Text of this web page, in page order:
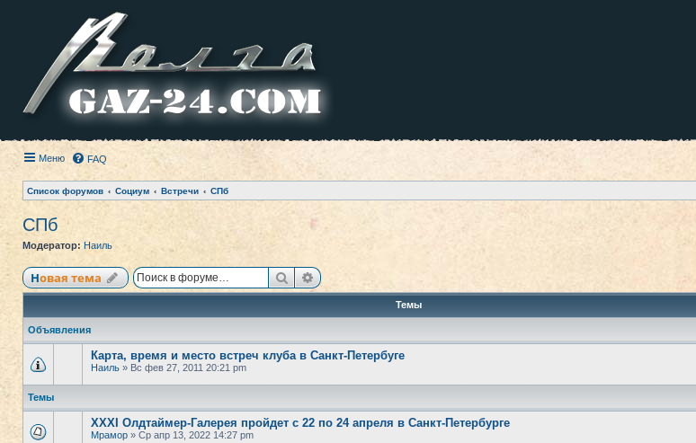
Меню FAQ
Список форумов Социум Встречи СПб
СПб
Модератор: Наиль
Новая тема ПоискРасширенный поиск
Темы
Объявления
Карта, время и место встреч клуба в Санкт-Петербуге
Наиль » Вс фев 27, 2011 20:21 pm
Темы
XXXI Олдтаймер-Галерея пройдет с 22 по 24 апреля в Санкт-Петербурге
Мрамор » Ср апр 13, 2022 14:27 pm